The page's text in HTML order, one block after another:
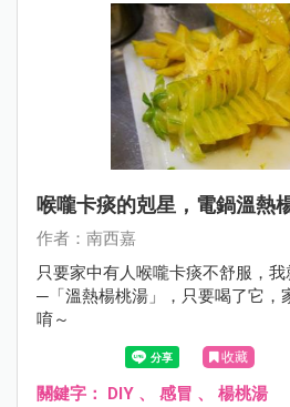
喉嚨卡痰的剋星，電鍋溫熱
作者：南西嘉
只要家中有人喉嚨卡痰不舒服，
─「溫熱楊桃湯」，只要喝了它，
唷～
收藏
關鍵字： DIY 、 感冒 、 楊桃湯